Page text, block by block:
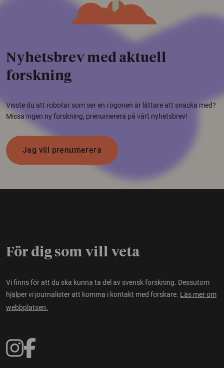
Nyhetsbrev med aktuell
forskning
Visste du att robotar som ser en i ögonen är lättare att snacka med?
Missa ingen ny forskning, prenumerera på vårt nyhetsbrev!
Jag vill prenumerera
För dig som vill veta
Vi finns för att du ska kunna ta del av svensk forskning. Dessutom
hjälper vi journalister att komma i kontakt med forskare. Läs mer om
webbplatsen.